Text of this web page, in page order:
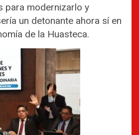
para modernizarlo y
un detonante ahora sí en
de la Huasteca.